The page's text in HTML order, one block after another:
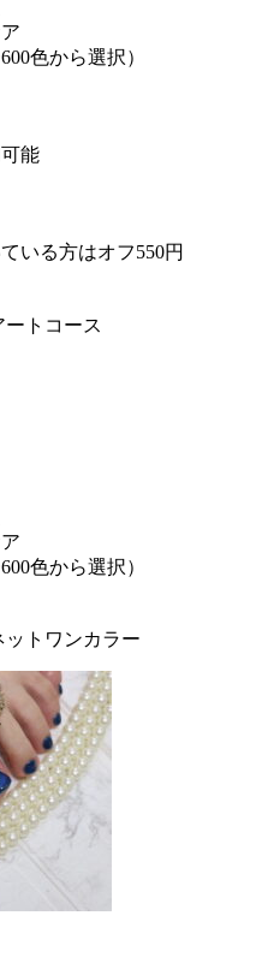
色から選択）
能
いる方はオフ550円
トコース
色から選択）
トワンカラー